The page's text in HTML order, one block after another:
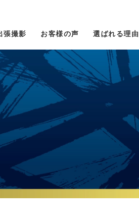
訪問着
張撮影 お客様の声 選ばれる理由